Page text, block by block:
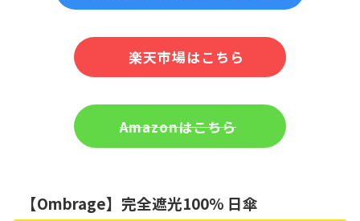
楽天市場はこちら
Amazonはこちら
【Ombrage】完全遮光100% 日傘